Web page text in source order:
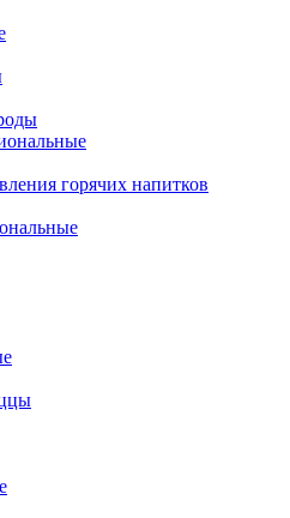
горячих напитков